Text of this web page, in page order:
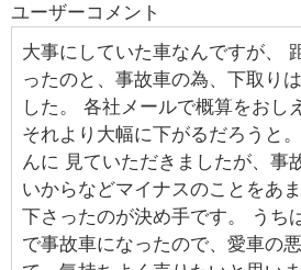
ユーザーコメント
大事にしていた車なんですが、
ったのと、事故車の為、下取り
した。 各社メールで概算をおし
それより大幅に下がるだろうと
んに 見ていただきましたが、事
いからなどマイナスのことをあ
下さったのが決め手です。 うち
で事故車になったので、愛車の